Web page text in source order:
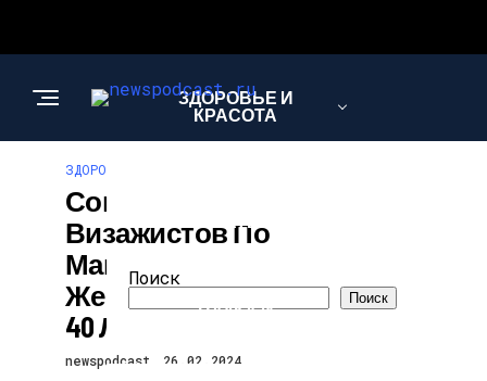
ЗДОРОВЬЕ И
КРАСОТА
ПОЗНАВАТЕЛЬНОЕ
НАУКА И
ЗДОРОВЬЕ И КРАСОТА
Советы От
Визажистов По
Макияжу Для
Женщин После
40 Лет
newspodcast 26.02.2024
Поиск
Поиск